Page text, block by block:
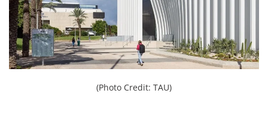
(Photo Credit: TAU)